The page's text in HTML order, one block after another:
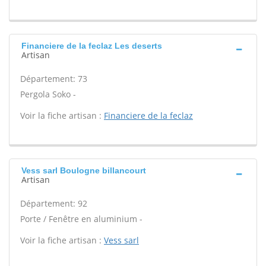
Financiere de la feclaz Les deserts
Artisan
Département: 73
Pergola Soko -
Voir la fiche artisan : Financiere de la feclaz
Vess sarl Boulogne billancourt
Artisan
Département: 92
Porte / Fenêtre en aluminium -
Voir la fiche artisan : Vess sarl